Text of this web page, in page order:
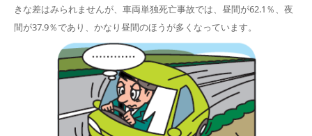
きな差はみられませんが、車両単独死亡事故では、昼間が62.1％、夜
間が37.9％であり、かなり昼間のほうが多くなっています。